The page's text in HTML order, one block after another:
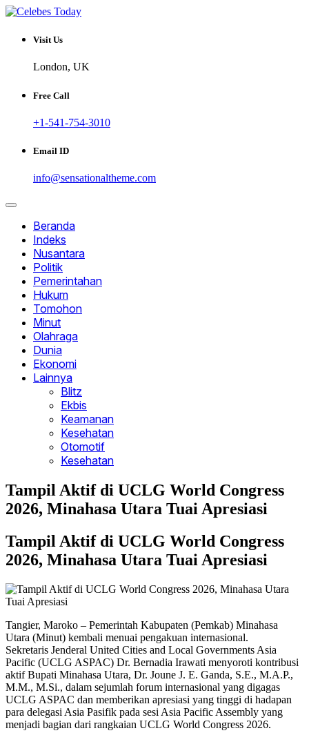
Skip
content
CELEBESTODAY.ID
Informatif dan Inspiratif
Visit Us
London, UK
Free Call
+1-541-754-3010
Email ID
info@sensationaltheme.com
Beranda
Indeks
Nusantara
Politik
Pemerintahan
Hukum
Tomohon
Minut
Olahraga
Dunia
Ekonomi
Lainnya
Blitz
Ekbis
Keamanan
Kesehatan
Otomotif
Kesehatan
Tampil Aktif di UCLG World Congress
2026, Minahasa Utara Tuai Apresiasi
Tampil Aktif di UCLG World Congress
2026, Minahasa Utara Tuai Apresiasi
Tangier, Maroko – Pemerintah Kabupaten (Pemkab) Minahasa
Utara (Minut) kembali menuai pengakuan internasional.
Sekretaris Jenderal United Cities and Local Governments Asia
Pacific (UCLG ASPAC) Dr. Bernadia Irawati menyoroti kontribusi
aktif Bupati Minahasa Utara, Dr. Joune J. E. Ganda, S.E., M.A.P.,
M.M., M.Si., dalam sejumlah forum internasional yang digagas
UCLG ASPAC dan memberikan apresiasi yang tinggi di hadapan
para delegasi Asia Pasifik pada sesi Asia Pacific Assembly yang
menjadi bagian dari rangkaian UCLG World Congress 2026.